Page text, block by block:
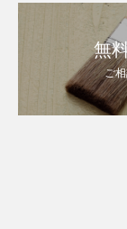
無
ご